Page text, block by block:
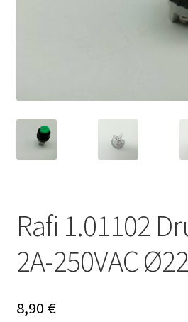
Rafi 1.01102
2A-250VAC
8,90 €